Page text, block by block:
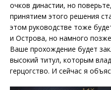
очков династии, но
принятием этого решения
этом руководстве тоже
и Острова, но намного
Ваше прохождение будет
высокий титул, которым
герцогство. И сейчас я